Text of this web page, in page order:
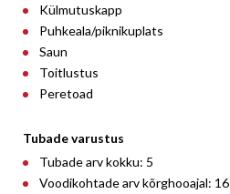
Külmutuskapp
Puhkeala/piknikuplats
Saun
Toitlustus
Peretoad
Tubade varustus
Tubade arv kokku: 5
Voodikohtade arv kõrghooajal: 16